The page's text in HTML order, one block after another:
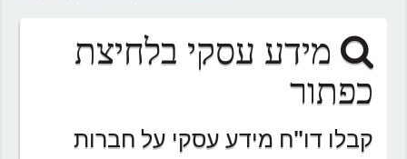
מידע עסקי בלחיצת
כפתור
קבלו דו"ח מידע עסקי על חברות